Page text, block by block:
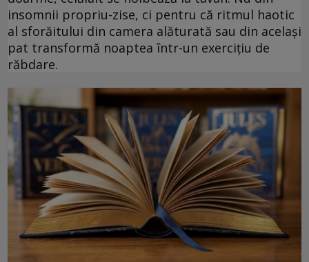
insomnii propriu-zise, ci pentru că ritmul haotic
al sforăitului din camera alăturată sau din același
pat transformă noaptea într-un exercițiu de
răbdare.